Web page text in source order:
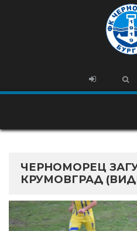
ЧЕРНОМОРЕЦ
КРУМОВГРАД